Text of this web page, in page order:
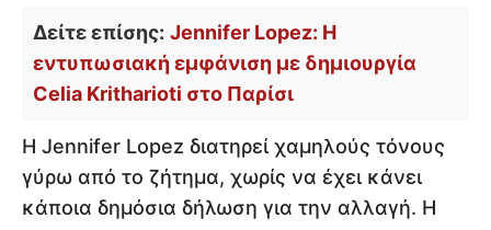
Δείτε επίσης: Jennifer Lopez: Η
εντυπωσιακή εμφάνιση με δημιουργία
Celia Kritharioti στο Παρίσι
Η Jennifer Lopez διατηρεί χαμηλούς τόνους
γύρω από το ζήτημα, χωρίς να έχει κάνει
κάποια δημόσια δήλωση για την αλλαγή. Η